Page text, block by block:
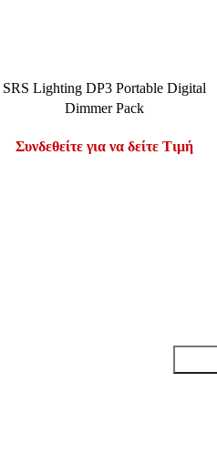
ΔΙΑΒΆΣΤΕ ΠΕΡΙΣΣΌΤΕΡΑ
SRS Lighting DP3 Portable Digital
Dimmer Pack
Συνδεθείτε για να δείτε Τιμή